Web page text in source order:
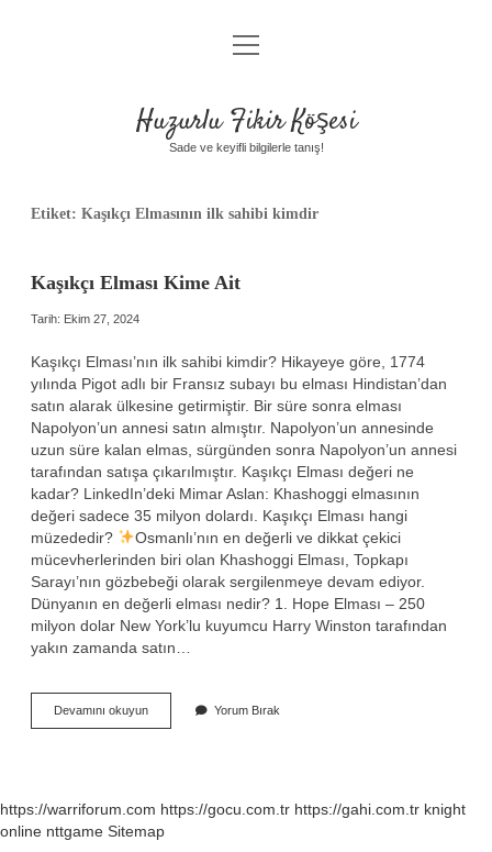
Anasayfa
Yasal Uyarı
menüyü
aç
Huzurlu Fikir Köşesi
Sade ve keyifli bilgilerle tanış!
Etiket: Kaşıkçı Elmasının ilk sahibi kimdir
Kaşıkçı Elması Kime Ait
Tarih: Ekim 27, 2024
Kaşıkçı Elması’nın ilk sahibi kimdir? Hikayeye göre, 1774
yılında Pigot adlı bir Fransız subayı bu elması Hindistan’dan
satın alarak ülkesine getirmiştir. Bir süre sonra elması
Napolyon’un annesi satın almıştır. Napolyon’un annesinde
uzun süre kalan elmas, sürgünden sonra Napolyon’un annesi
tarafından satışa çıkarılmıştır. Kaşıkçı Elması değeri ne
kadar? LinkedIn’deki Mimar Aslan: Khashoggi elmasının
değeri sadece 35 milyon dolardı. Kaşıkçı Elması hangi
müzededir?
Osmanlı’nın en değerli ve dikkat çekici
mücevherlerinden biri olan Khashoggi Elması, Topkapı
Sarayı’nın gözbebeği olarak sergilenmeye devam ediyor.
Dünyanın en değerli elması nedir? 1. Hope Elması – 250
milyon dolar New York’lu kuyumcu Harry Winston tarafından
yakın zamanda satın…
Devamını okuyunKaşıkçı
Elması
Yorum Bırak
https://warriforum.com https://gocu.com.tr https://gahi.com.tr knight
online nttgame Sitemap